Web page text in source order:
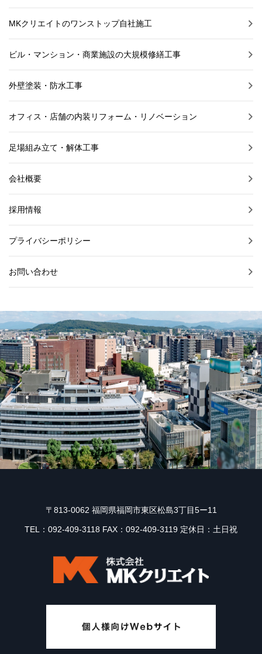
MKクリエイトのワンストップ自社施工
ビル・マンション・商業施設の大規模修繕工事
外壁塗装・防水工事
オフィス・店舗の内装リフォーム・リノベーション
足場組み立て・解体工事
会社概要
採用情報
プライバシーポリシー
お問い合わせ
〒813-0062 福岡県福岡市東区松島3丁目5ー11
TEL：092-409-3118 FAX：092-409-3119 定休日：土日祝